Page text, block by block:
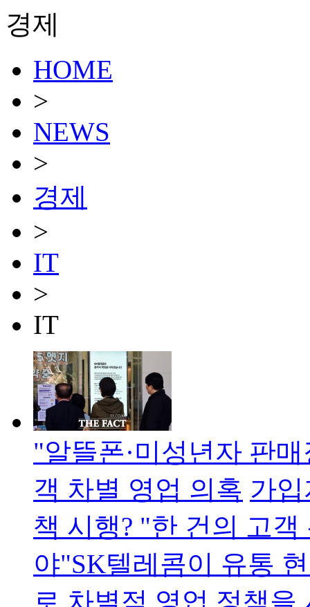
경제
HOME
>
NEWS
>
경제
>
IT
>
IT
"알뜰폰·미성년자 판
객 차별 영업 의혹 가
책 시행? "한 건의 고
야"SK텔레콤이 유통